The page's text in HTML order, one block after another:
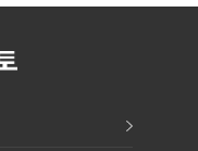
민주당 대표로